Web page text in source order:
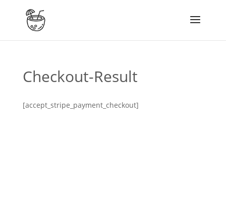
Checkout-Result
[accept_stripe_payment_checkout]